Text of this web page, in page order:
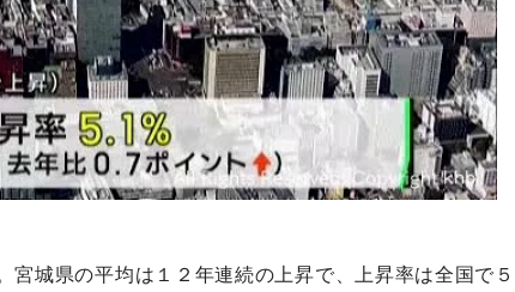
城県の平均は１２年連続の上昇で、上昇率は全国で５